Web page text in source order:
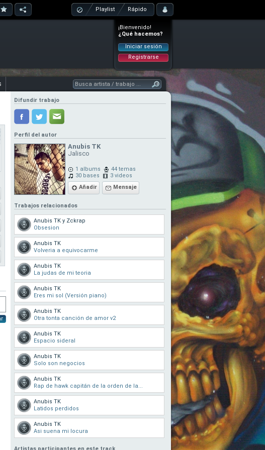
Playlist Rápido
¡Bienvenido!
¿Qué hacemos?
Iniciar sesión
Registrarse
Difundir trabajo
Perfil del autor
Anubis TK
Jalisco
1 albums
44 temas
30 bases
3 videos
Añadir
Mensaje
Trabajos relacionados
Anubis TK y Zckrap
Obsesion
Anubis TK
Volveria a equivocarme
Anubis TK
La judas de mi teoria
Anubis TK
Eres mi sol (Versión piano)
Anubis TK
Otra tonta canción de amor v2
Anubis TK
Espacio sideral
Anubis TK
Solo son negocios
Anubis TK
Rap de hawk capitán de la orden de la...
Anubis TK
Latidos perdidos
Anubis TK
Asi suena mi locura